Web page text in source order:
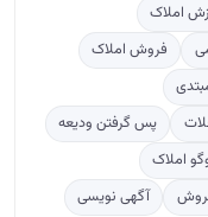
املاک
فروش املاک
پس گرفتن ودیعه
املاک
آگهی نویسی